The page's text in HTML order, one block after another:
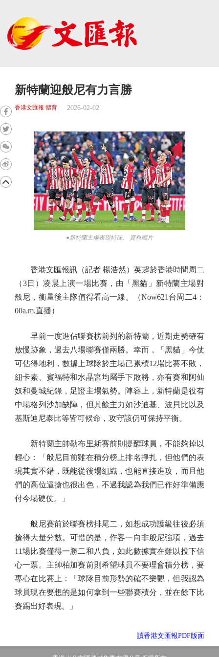
新特蘭迎般尼有力言勝
香港文匯報 體育 2026-02-02
●新特蘭主場表現特佳。 資料圖片
香港文匯報訊（記者 楊浩然）英超於香港時間周二
（3日）凌晨上演一場比賽，由「黑貓」新特蘭主場對
般尼，衡量後主隊值得看高一線。（Now621台周二4：
00a.m.直播）
早前一度進佔聯賽榜前列的新特蘭，近期走勢確有
放慢跡象，過去八場聯賽僅兩勝。幸而，「黑貓」今仗
可佔得地利，數據上球隊於主場已累積12場比賽不敗，
紐卡素、賓福特和水晶宮均屬手下敗將，亦有賽和阿仙
奴和曼城紀錄，足證主場氣勢。陣容上，新特蘭是役有
中場格列沙加缺陣，但其餘主力如沙迪基、波貝比以及
基斯迪尼泰比等皆可候命，攻守該仍可保持平衡。
新特蘭主帥勒布里斯賽前則提醒球員，不能夠掉以
輕心：「般尼目前雖在積分榜上排名掙扎，但他們的表
現其實不錯，既能從後場組織，也能直接進攻，而且他
們的高位逼搶也很出色，不過我認為我們已作好準備應
付今場硬仗。」
般尼賽前於聯賽榜排尾二，如想成功護級往後必須
搶得大量分數。可惜的是，作客一向非般尼強項，過去
11場比賽僅得一勝二和八負，如此數據實在難以投下信
心一票。主帥柏加賽前則希望球員不要理會積分榜，要
專心在比賽上：「球隊目前形勢的確不樂觀，但我認為
球員現在要想的是如何拿到一些聯賽積分，並在餘下比
賽踢出好表現。」
讀香港文匯報PDF版面